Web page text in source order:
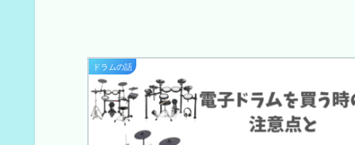
ドラムの話